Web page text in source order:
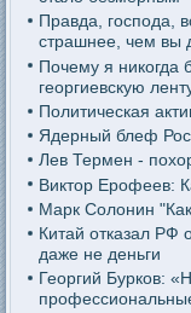
Правда, господа,
страшнее, чем вы
Почему я
георгиевскую
Политическая
Ядерный блеф
Лев Термен -
Виктор Ерофеев:
Марк Солонин
Китай отказал РФ
даже не деньги
Георгий Бурков: